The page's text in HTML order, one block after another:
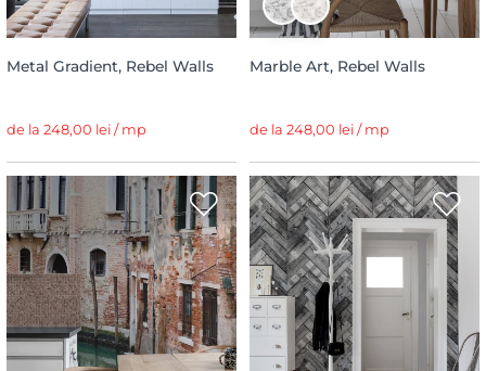
Metal Gradient, Rebel Walls
de la 248,00 lei / mp
Marble Art, Rebel Walls
de la 248,00 lei / mp